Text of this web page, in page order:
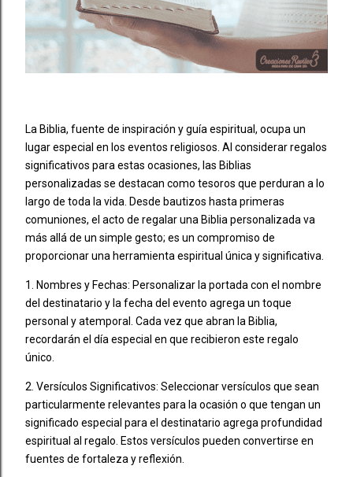
La Biblia, fuente de inspiración y guía espiritual, ocupa un
lugar especial en los eventos religiosos. Al considerar regalos
significativos para estas ocasiones, las Biblias
personalizadas se destacan como tesoros que perduran a lo
largo de toda la vida. Desde bautizos hasta primeras
comuniones, el acto de regalar una Biblia personalizada va
más allá de un simple gesto; es un compromiso de
proporcionar una herramienta espiritual única y significativa.
1. Nombres y Fechas: Personalizar la portada con el nombre
del destinatario y la fecha del evento agrega un toque
personal y atemporal. Cada vez que abran la Biblia,
recordarán el día especial en que recibieron este regalo
único.
2. Versículos Significativos: Seleccionar versículos que sean
particularmente relevantes para la ocasión o que tengan un
significado especial para el destinatario agrega profundidad
espiritual al regalo. Estos versículos pueden convertirse en
fuentes de fortaleza y reflexión.